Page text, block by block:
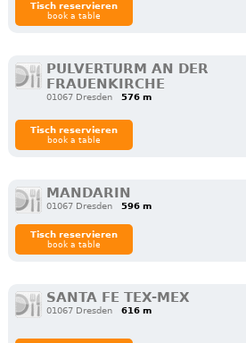
Tisch reservieren
book a table
PULVERTURM AN DER
FRAUENKIRCHE
01067 Dresden
576 m
Tisch reservieren
book a table
MANDARIN
01067 Dresden 596 m
Tisch reservieren
book a table
SANTA FE TEX-MEX
01067 Dresden
616 m